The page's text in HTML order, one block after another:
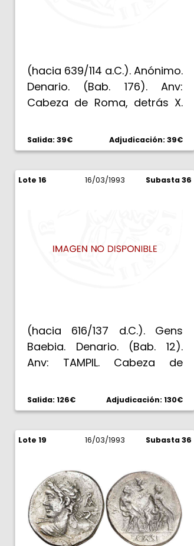
(hacia 639/114 a.C.). Anónimo.
Denario. (Bab. 176). Anv:
Cabeza de Roma, detrás X.
unos escudos, con un cetro,
mirando a la loba que
amamanta a los gemelos, en
el suelo un casco, en el cielo
Salida: 39€ Adjudicación: 39€
Lote 16 16/03/1993 Subasta 36
(hacia 616/137 d.C.). Gens
Baebia. Denario. (Bab. 12).
Anv: TAMPIL. Cabeza de
mentón. Rev: ROMA. M. BAEBI.
Q. F. Apolo en cuadriga al
galope, portando palma al
hombro, arco y flecha. 4 g.
Salida: 126€ Adjudicación: 130€
Lote 19 16/03/1993 Subasta 36